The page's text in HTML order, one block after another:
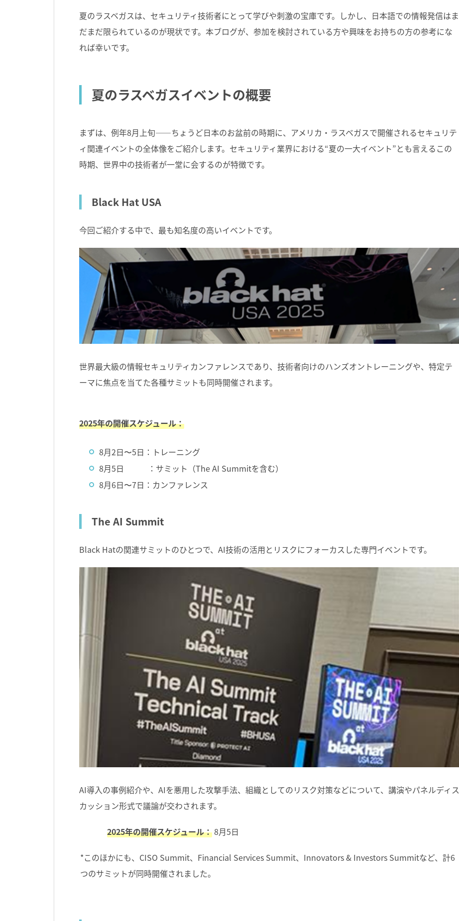
夏のラスベガスは、セキュリティ技術者にとって学びや刺激の宝庫です。しかし、日本語での情報発信はま
だまだ限られているのが現状です。本ブログが、参加を検討されている方や興味をお持ちの方の参考にな
れば幸いです。
夏のラスベガスイベントの概要
まずは、例年8月上旬――ちょうど日本のお盆前の時期に、アメリカ・ラスベガスで開催されるセキュリテ
ィ関連イベントの全体像をご紹介します。セキュリティ業界における“夏の一大イベント”とも言えるこの
時期、世界中の技術者が一堂に会するのが特徴です。
Black Hat USA
今回ご紹介する中で、最も知名度の高いイベントです。
世界最大級の情報セキュリティカンファレンスであり、技術者向けのハンズオントレーニングや、特定テ
ーマに焦点を当てた各種サミットも同時開催されます。
2025年の開催スケジュール：
8月2日〜5日：トレーニング
8月5日 ：サミット（The AI Summitを含む）
8月6日〜7日：カンファレンス
The AI Summit
Black Hatの関連サミットのひとつで、 AI技術の活用とリスクにフォーカスした専門イベントです。
AI導入の事例紹介や、 AIを悪用した攻撃手法、組織としてのリスク対策などについて、講演やパネルディス
カッション形式で議論が交わされます。
2025年の開催スケジュール：8月5日
*このほかにも、CISO Summit、Financial Services Summit、Innovators & Investors Summitなど、計6
つのサミットが同時開催されました。